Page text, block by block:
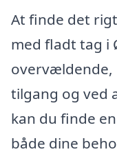
At finde det
med fladt tag i
overvældende,
tilgang og ved
kan du finde
både dine